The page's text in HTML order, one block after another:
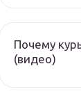
Почему
(видео)